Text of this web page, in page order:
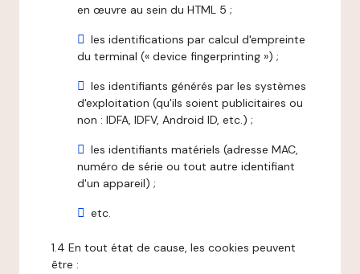
en œuvre au sein du HTML 5 ;
les identifications par calcul d'empreinte
du terminal (« device fingerprinting ») ;
les identifiants générés par les systèmes
d'exploitation (qu'ils soient publicitaires ou
non : IDFA, IDFV, Android ID, etc.) ;
les identifiants matériels (adresse MAC,
numéro de série ou tout autre identifiant
d'un appareil) ;
etc.
1.4 En tout état de cause, les cookies peuvent
être :